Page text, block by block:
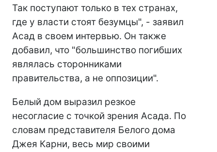
Так поступают только в тех странах,
где у власти стоят безумцы", - заявил
Асад в своем интервью. Он также
добавил, что "большинство погибших
являлась сторонниками
правительства, а не оппозиции".
Белый дом выразил резкое
несогласие с точкой зрения Асада. По
словам представителя Белого дома
Джея Карни, весь мир своими